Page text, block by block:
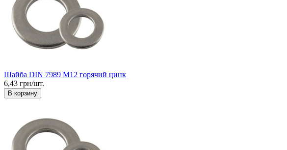
Шайба DIN 7989 М12 горячий цинк
6,43 грн/шт.
В корзину